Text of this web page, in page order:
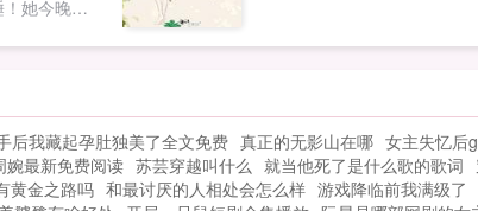
她今晚就
，却没算
，不好
就从八卦
干什么！
上的冷
后我藏起孕肚独美了全文免费 真正的无影山在哪 女主失忆后
婉最新免费阅读 苏芸穿越叫什么 就当他死了是什么歌的歌词
黄金之路吗 和最讨厌的人相处会怎么样 游戏降临前我满级了